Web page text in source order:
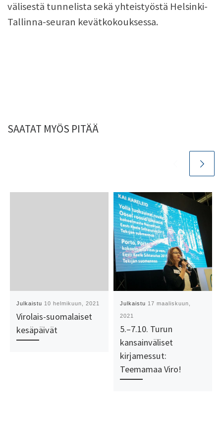
välisestä tunnelista sekä yhteistyöstä Helsinki-
Tallinna-seuran kevätkokouksessa.
SAATAT MYÖS PITÄÄ
Julkaistu 10 helmikuun, 2021
Virolais-suomalaiset
kesäpäivät
Julkaistu 17 maaliskuun,
2021
5.–7.10. Turun
kansainväliset
kirjamessut:
Teemamaa Viro!